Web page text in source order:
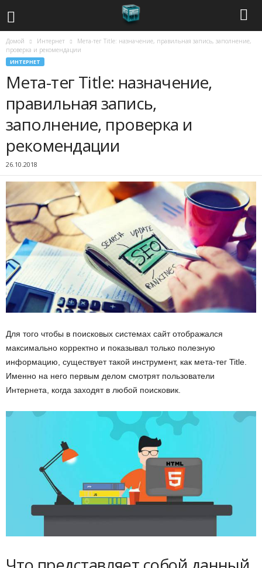
Домой Интернет
Мета-тег Title: назначение, правильная запись, заполнение,
проверка и рекомендации
ИНТЕРНЕТ
Мета-тег Title: назначение,
правильная запись,
заполнение, проверка и
рекомендации
26.10.2018
Для того чтобы в поисковых системах сайт отображался
максимально корректно и показывал только полезную
информацию, существует такой инструмент, как мета-тег Title.
Именно на него первым делом смотрят пользователи
Интернета, когда заходят в любой поисковик.